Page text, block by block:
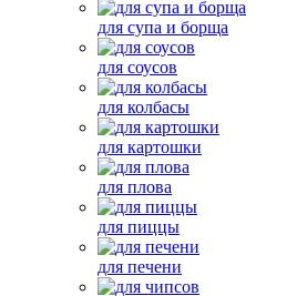
для супа и борща
для соусов
для колбасы
для картошки
для плова
для пиццы
для печени